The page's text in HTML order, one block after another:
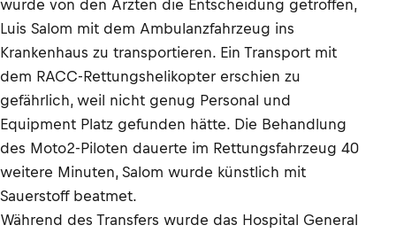
wurde von den Ärzten die Entscheidung getroffen,
Luis Salom mit dem Ambulanzfahrzeug ins
Krankenhaus zu transportieren. Ein Transport mit
dem RACC-Rettungshelikopter erschien zu
gefährlich, weil nicht genug Personal und
Equipment Platz gefunden hätte. Die Behandlung
des Moto2-Piloten dauerte im Rettungsfahrzeug 40
weitere Minuten, Salom wurde künstlich mit
Sauerstoff beatmet.
Während des Transfers wurde das Hospital General